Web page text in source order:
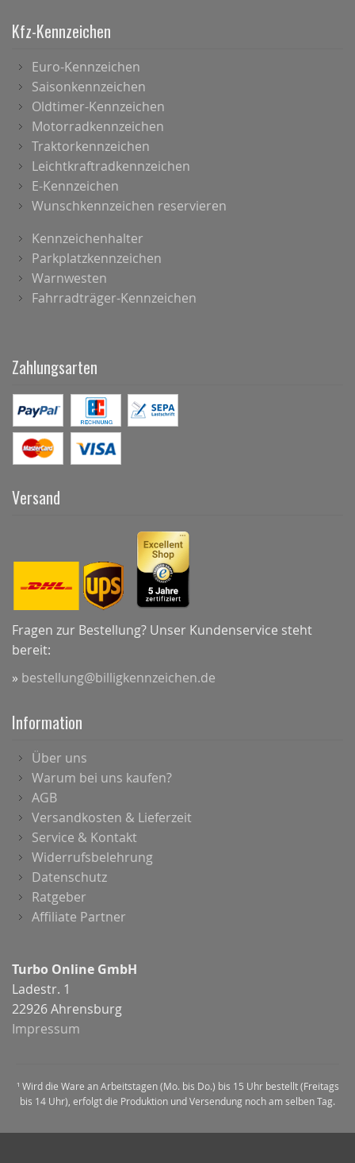
Kfz-Kennzeichen
Euro-Kennzeichen
Saisonkennzeichen
Oldtimer-Kennzeichen
Motorradkennzeichen
Traktorkennzeichen
Leichtkraftradkennzeichen
E-Kennzeichen
Wunschkennzeichen reservieren
Kennzeichenhalter
Parkplatzkennzeichen
Warnwesten
Fahrradträger-Kennzeichen
Zahlungsarten
Versand
Fragen zur Bestellung? Unser Kundenservice steht
bereit:
» bestellung@billigkennzeichen.de
Information
Über uns
Warum bei uns kaufen?
AGB
Versandkosten & Lieferzeit
Service & Kontakt
Widerrufsbelehrung
Datenschutz
Ratgeber
Affiliate Partner
Turbo Online GmbH
Ladestr. 1
22926 Ahrensburg
Impressum
¹ Wird die Ware an Arbeitstagen (Mo. bis Do.) bis 15 Uhr bestellt (Freitags
bis 14 Uhr), erfolgt die Produktion und Versendung noch am selben Tag.